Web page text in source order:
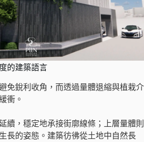
的建築語言
免銳利收角，而透過量體退縮與植栽介
衝。
續，穩定地承接街廓線條；上層量體則
長的姿態。建築彷彿從土地中自然長